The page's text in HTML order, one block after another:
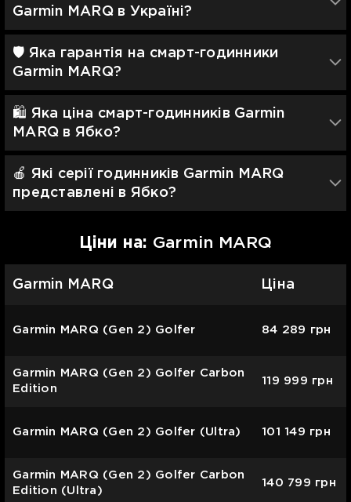
Garmin MARQ в Україні?
🛡 Яка гарантія на смарт-годинники
Garmin MARQ?
🛍️ Яка ціна смарт-годинників Garmin
MARQ в Ябко?
🍎 Які серії годинників Garmin MARQ
представлені в Ябко?
Цiни на: Garmin MARQ
Garmin MARQ Ціна
Garmin MARQ (Gen 2) Golfer 84 289 грн
Garmin MARQ (Gen 2) Golfer Carbon
Edition
119 999 грн
Garmin MARQ (Gen 2) Golfer (Ultra) 101 149 грн
Garmin MARQ (Gen 2) Golfer Carbon
Edition (Ultra)
140 799 грн